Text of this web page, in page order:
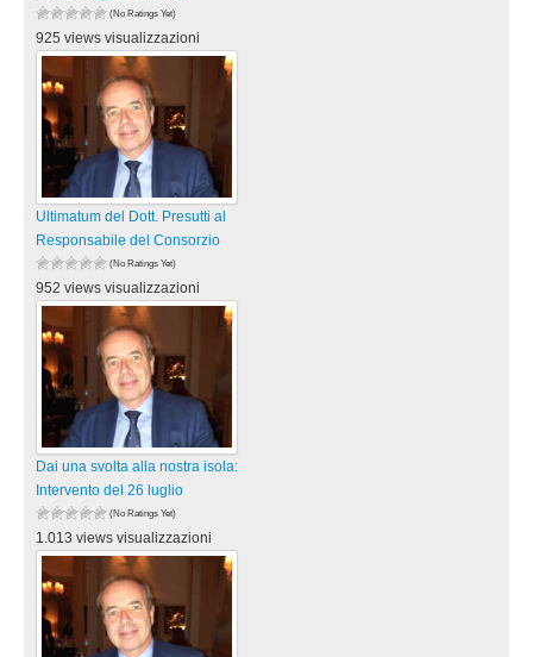
(No Ratings Yet)
925 views visualizzazioni
Ultimatum del Dott. Presutti al
Responsabile del Consorzio
(No Ratings Yet)
952 views visualizzazioni
Dai una svolta alla nostra isola:
Intervento del 26 luglio
(No Ratings Yet)
1.013 views visualizzazioni